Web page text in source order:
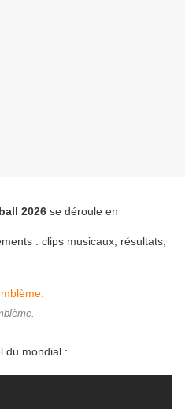
2026 se déroule en
: clips musicaux, résultats,
du mondial :